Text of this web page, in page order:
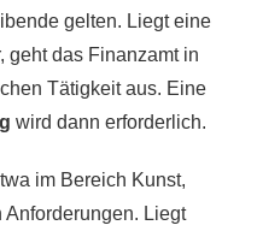
gelten. Liegt eine
geht das Finanzamt in
Tätigkeit aus. Eine
wird dann erforderlich.
im Bereich Kunst,
Liegt